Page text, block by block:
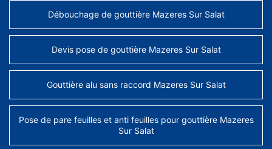
Débouchage de gouttière Mazeres Sur Salat
Devis pose de gouttière Mazeres Sur Salat
Gouttière alu sans raccord Mazeres Sur Salat
Pose de pare feuilles et anti feuilles pour gouttière Mazeres
Sur Salat